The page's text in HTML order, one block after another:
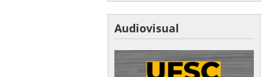
Audiovisual